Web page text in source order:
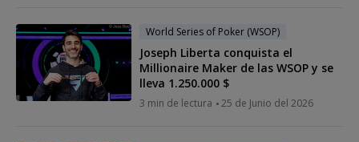
World Series of Poker (WSOP)
Joseph Liberta conquista el
Millionaire Maker de las WSOP y se
lleva 1.250.000 $
3 min de lectura 25 de Junio del 2026